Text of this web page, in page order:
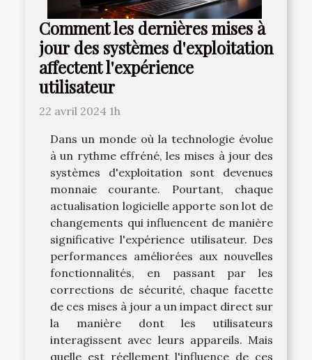
Comment les dernières mises à
jour des systèmes d'exploitation
affectent l'expérience
utilisateur
22 avril 2024 1h
Dans un monde où la technologie évolue
à un rythme effréné, les mises à jour des
systèmes d'exploitation sont devenues
monnaie courante. Pourtant, chaque
actualisation logicielle apporte son lot de
changements qui influencent de manière
significative l'expérience utilisateur. Des
performances améliorées aux nouvelles
fonctionnalités, en passant par les
corrections de sécurité, chaque facette
de ces mises à jour a un impact direct sur
la manière dont les utilisateurs
interagissent avec leurs appareils. Mais
quelle est réellement l'influence de ces